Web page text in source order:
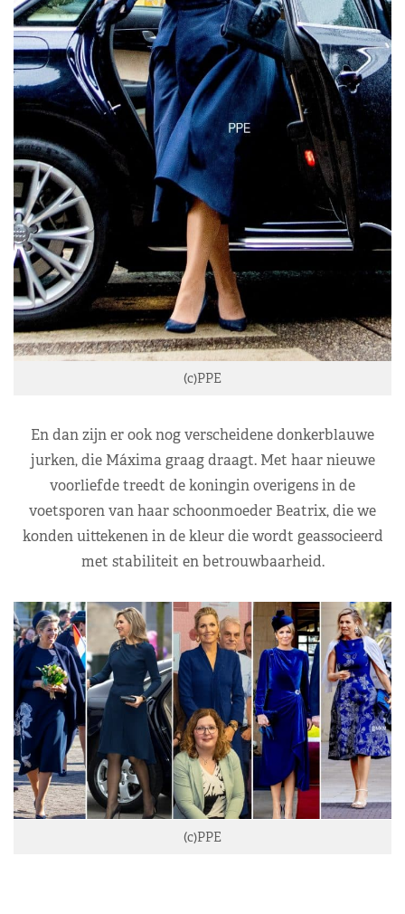
(c)PPE
En dan zijn er ook nog verscheidene donkerblauwe
jurken, die Máxima graag draagt. Met haar nieuwe
voorliefde treedt de koningin overigens in de
voetsporen van haar schoonmoeder Beatrix, die we
konden uittekenen in de kleur die wordt geassocieerd
met stabiliteit en betrouwbaarheid.
(c)PPE